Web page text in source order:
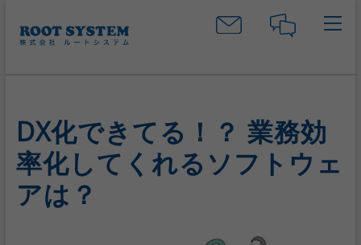
DX化できてる！？ 業務効
率化してくれるソフトウェ
アは？